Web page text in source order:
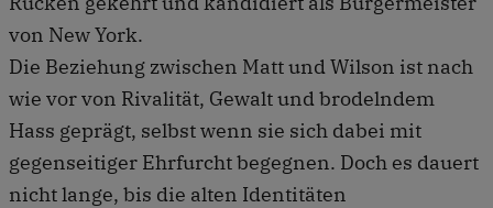
von New York.
Die Beziehung zwischen Matt und Wilson ist nach
wie vor von Rivalität, Gewalt und brodelndem
Hass geprägt, selbst wenn sie sich dabei mit
gegenseitiger Ehrfurcht begegnen. Doch es dauert
nicht lange, bis die alten Identitäten